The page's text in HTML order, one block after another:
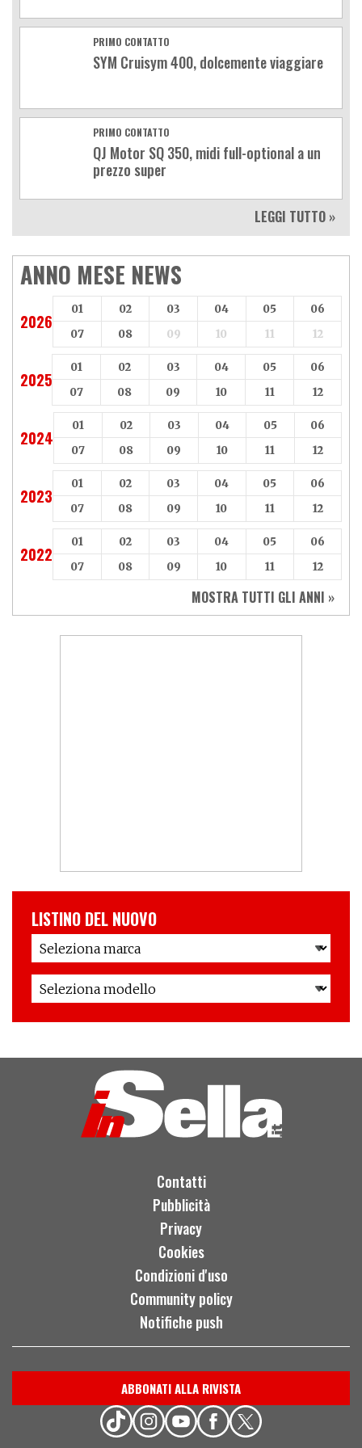
PRIMO CONTATTO
SYM Cruisym 400, dolcemente viaggiare
PRIMO CONTATTO
QJ Motor SQ 350, midi full-optional a un
prezzo super
LEGGI TUTTO »
ANNO MESE NEWS
2026
01 02 03 04 05
06
07
08 09 10 11 12
2025
01 02 03 04 05
06
07
08 09 10 11 12
2024
01 02 03 04 05
06
07
08 09 10 11 12
2023
01 02 03 04 05
06
07
08 09 10 11 12
2022
01 02 03 04 05
06
07
08 09 10 11 12
MOSTRA TUTTI GLI ANNI »
LISTINO DEL NUOVO
Contatti
Pubblicità
Privacy
Cookies
Condizioni d'uso
Community policy
Notifiche push
ABBONATI ALLA RIVISTA